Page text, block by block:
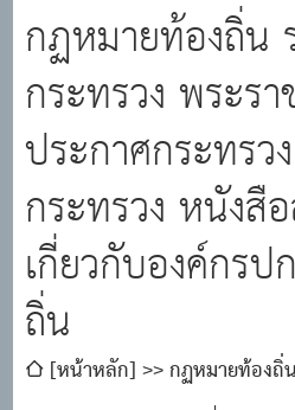
กฏหมายท้องถิ่น
กระทรวง พระร
ประกาศกระทร
กระทรวง หนังสื
เกี่ยวกับองค์กร
ถิ่น
[หน้าหลัก]
กฏหมายท้องถิ่